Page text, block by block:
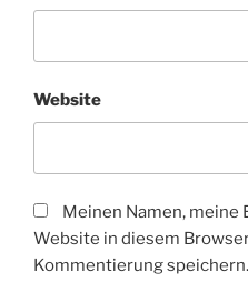
Website
Meinen Namen, meine
Website in diesem
Kommentierung speichern.